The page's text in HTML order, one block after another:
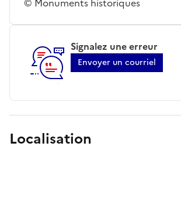
Signalez une erreur
Envoyer un courriel
Localisation